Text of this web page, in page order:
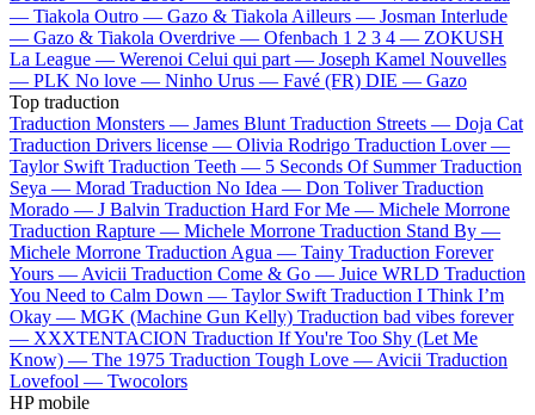
— Tiakola Outro — Gazo & TiakolaAilleurs — Josman Interlude
— Gazo & Tiakola Overdrive — Ofenbach 1 2 3 4 — ZOKUSH
La League — Werenoi Celui qui part — Joseph Kamel Nouvelles
— PLK No love — Ninho Urus — Favé (FR) DIE — Gazo
Top traduction
Traduction Monsters — James Blunt Traduction Streets — Doja Cat
Traduction Drivers license — Olivia Rodrigo Traduction Lover —
Taylor Swift Traduction Teeth — 5 Seconds Of Summer Traduction
Seya — Morad Traduction No Idea — Don Toliver Traduction
Morado — J Balvin Traduction Hard For Me — Michele Morrone
Traduction Rapture — Michele Morrone Traduction Stand By —
Michele Morrone Traduction Agua — Tainy Traduction Forever
Yours —Avicii Traduction Come & Go — Juice WRLD Traduction
You Need to Calm Down — Taylor Swift Traduction I Think I’m
Okay — MGK (Machine Gun Kelly) Traduction bad vibes forever
— XXXTENTACION Traduction If You're Too Shy (Let Me
Know) — The 1975 Traduction Tough Love —Avicii Traduction
Lovefool — Twocolors
HP mobile